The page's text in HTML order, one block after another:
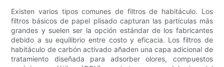
Existen varios tipos comunes de filtros de habitáculo. Los
filtros básicos de papel plisado capturan las partículas más
grandes y suelen ser la opción estándar de los fabricantes
debido a su equilibrio entre costo y eficacia. Los filtros de
habitáculo de carbón activado añaden una capa adicional de
tratamiento diseñada para adsorber olores, compuestos